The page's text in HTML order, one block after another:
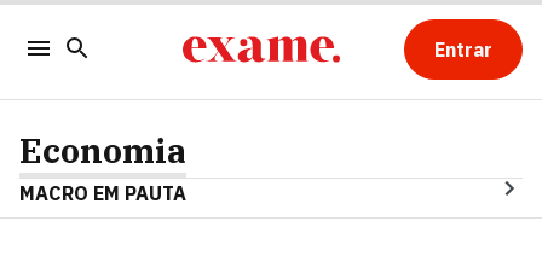
Entrar
Economia
MACRO EM PAUTA